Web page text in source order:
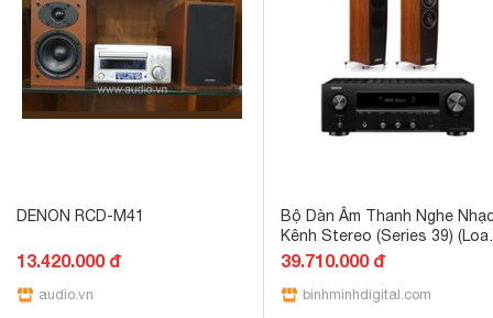
DENON RCD-M41
13.420.000 đ
audio.vn
Bộ Dàn Âm Thanh Nghe
Kênh Stereo (Series 39) (Loa
Jamo C97 + Amply Denon
39.710.000 đ
binhminhdigital.com